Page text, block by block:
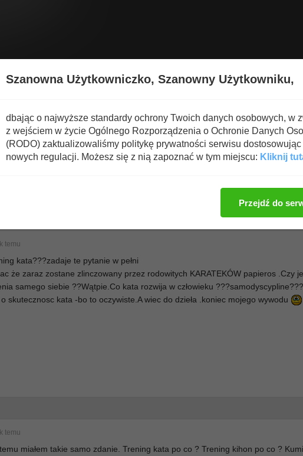
Wyświetl nową zawartość
po co????
temu
temu
kata???zadaje te pytanie w pełni
że zaraz zostane zlinczowany przez rodowitych KARATEKÓW papieros .Czy
samego siebie ??Wątpie.Co kata rozwija w człowieku ???samodyscypline???
skutecznosc kata -bo to oczywiste.A wiec do dzieła .koniec mojego wywodu
temu
miałem takie samo zdanie. Trening kata po co ? Trening kihon po co ?
Szanowna Użytkowniczko, Szanowny Użytkowniku,
dbając o najwyższe standardy ochrony Twoich danych osobowych, w
z wejściem w życie Ogólnego Rozporządzenia o Ochronie Danych
(RODO) zaktualizowaliśmy politykę prywatności serwisu
nowych regulacji. Możesz się z nią zapoznać w tym miejscu: Kliknij
Przejdź do